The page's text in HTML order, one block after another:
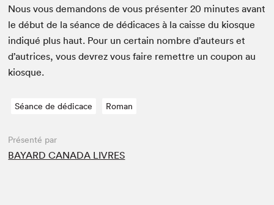
Nous vous deman­dons de vous présen­ter20 min­utes avant
le début de la séance de dédi­caces à la caisse du kiosque
indiqué plus haut. Pour un cer­tain nom­bre d’auteurs et
d’autrices, vous devrez vous faire remet­tre un coupon au
kiosque.
Séance de dédicace Roman
Présenté par
BAYARD CANADA LIVRES